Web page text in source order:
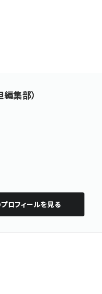
集部）
ロフィールを見る